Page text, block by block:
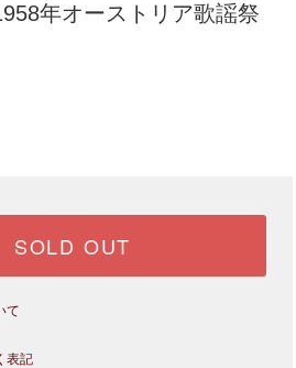
年オーストリア歌謡祭
SOLD OUT
て
表記